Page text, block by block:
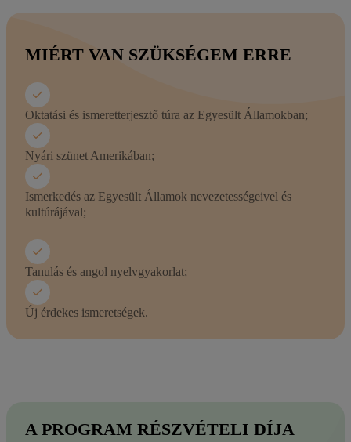
MIÉRT VAN SZÜKSÉGEM ERRE
Oktatási és ismeretterjesztő túra az Egyesült Államokban;
Nyári szünet Amerikában;
Ismerkedés az Egyesült Államok nevezetességeivel és
kultúrájával;
Tanulás és angol nyelvgyakorlat;
Új érdekes ismeretségek.
A PROGRAM RÉSZVÉTELI DÍJA